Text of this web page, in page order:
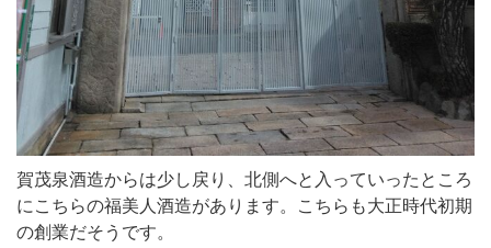
賀茂泉酒造からは少し戻り、北側へと入っていったところ
にこちらの福美人酒造があります。こちらも大正時代初期
の創業だそうです。